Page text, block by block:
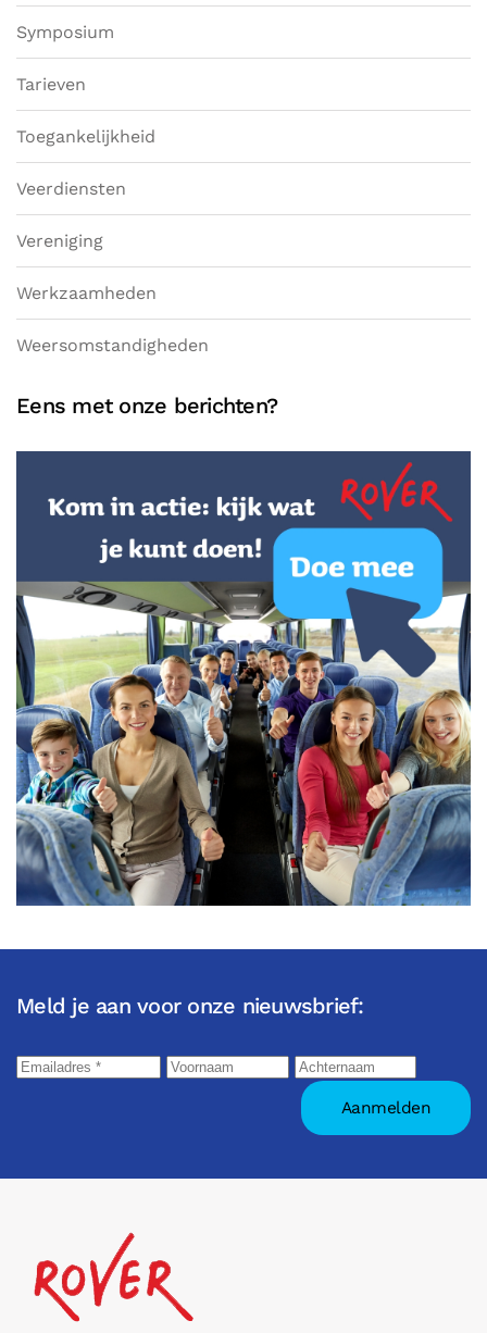
Symposium
Tarieven
Toegankelijkheid
Veerdiensten
Vereniging
Werkzaamheden
Weersomstandigheden
Eens met onze berichten?
Meld je aan voor onze nieuwsbrief: